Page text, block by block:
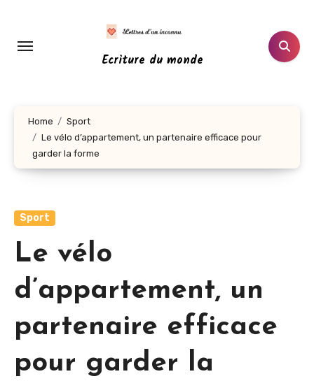
contenu
Ecriture du monde
Home
Sport
Le vélo d’appartement, un partenaire efficace pour
garder la forme
Sport
Le vélo
d’appartement, un
partenaire efficace
pour garder la